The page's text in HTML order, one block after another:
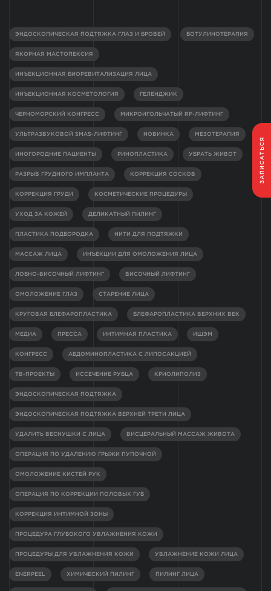
ЗАПИСАТЬСЯ
ЭНДОСКОПИЧЕСКАЯ ПОДТЯЖКА ГЛАЗ И БРОВЕЙ БОТУЛИНОТЕРАПИЯ
ЯКОРНАЯ МАСТОПЕКСИЯ
ИНЪЕКЦИОННАЯ БИОРЕВИТАЛИЗАЦИЯ ЛИЦА
ИНЪЕКЦИОННАЯ КОСМЕТОЛОГИЯ ГЕЛЕНДЖИК
ЧЕРНОМОРСКИЙ КОНГРЕСС МИКРОИГОЛЬЧАТЫЙ RF-ЛИФТИНГ
УЛЬТРАЗВУКОВОЙ SMAS-ЛИФТИНГ НОВИНКА МЕЗОТЕРАПИЯ
ИНОГОРОДНИЕ ПАЦИЕНТЫ РИНОПЛАСТИКА УБРАТЬ ЖИВОТ
РАЗРЫВ ГРУДНОГО ИМПЛАНТА КОРРЕКЦИЯ СОСКОВ
КОРРЕКЦИЯ ГРУДИ КОСМЕТИЧЕСКИЕ ПРОЦЕДУРЫ
УХОД ЗА КОЖЕЙ ДЕЛИКАТНЫЙ ПИЛИНГ
ПЛАСТИКА ПОДБОРОДКА НИТИ ДЛЯ ПОДТЯЖКИ
МАССАЖ ЛИЦА ИНЪЕКЦИИ ДЛЯ ОМОЛОЖЕНИЯ ЛИЦА
ЛОБНО-ВИСОЧНЫЙ ЛИФТИНГ ВИСОЧНЫЙ ЛИФТИНГ
ОМОЛОЖЕНИЕ ГЛАЗ СТАРЕНИЕ ЛИЦА
КРУГОВАЯ БЛЕФАРОПЛАСТИКА БЛЕФАРОПЛАСТИКА ВЕРХНИХ ВЕК
МЕДИА ПРЕССА ИНТИМНАЯ ПЛАСТИКА ИШЭМ
КОНГРЕСС АБДОМИНОПЛАСТИКА С ЛИПОСАКЦИЕЙ
ТВ-ПРОЕКТЫ ИССЕЧЕНИЕ РУБЦА КРИОЛИПОЛИЗ
ЭНДОСКОПИЧЕСКАЯ ПОДТЯЖКА
ЭНДОСКОПИЧЕСКАЯ ПОДТЯЖКА ВЕРХНЕЙ ТРЕТИ ЛИЦА
УДАЛИТЬ ВЕСНУШКИ С ЛИЦА ВИСЦЕРАЛЬНЫЙ МАССАЖ ЖИВОТА
ОПЕРАЦИЯ ПО УДАЛЕНИЮ ГРЫЖИ ПУПОЧНОЙ
ОМОЛОЖЕНИЕ КИСТЕЙ РУК
ОПЕРАЦИЯ ПО КОРРЕКЦИИ ПОЛОВЫХ ГУБ
КОРРЕКЦИЯ ИНТИМНОЙ ЗОНЫ
ПРОЦЕДУРА ГЛУБОКОГО УВЛАЖНЕНИЯ КОЖИ
ПРОЦЕДУРЫ ДЛЯ УВЛАЖНЕНИЯ КОЖИ УВЛАЖНЕНИЕ КОЖИ ЛИЦА
ENERPEEL ХИМИЧЕСКИЙ ПИЛИНГ ПИЛИНГ ЛИЦА